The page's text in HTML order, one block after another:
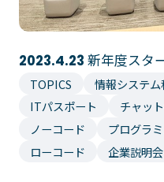
2023.4.23 新年度スタ
TOPICS 情報システム
ITパスポート
チャッ
ノーコード
プログラ
ローコード
企業説明会